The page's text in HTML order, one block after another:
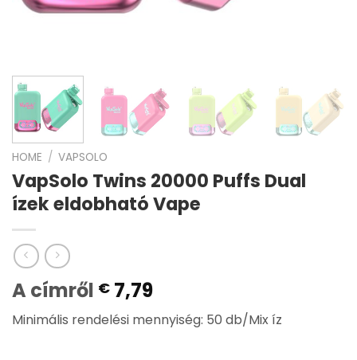
HOME / VAPSOLO
VapSolo Twins 20000 Puffs Dual
ízek eldobható Vape
A címről € 7,79
Minimális rendelési mennyiség: 50 db/Mix íz